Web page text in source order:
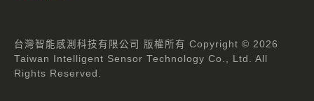
台灣智能感測科技有限公司 版權所有 Copyright © 2026
Taiwan Intelligent Sensor Technology Co., Ltd. All
Rights Reserved.